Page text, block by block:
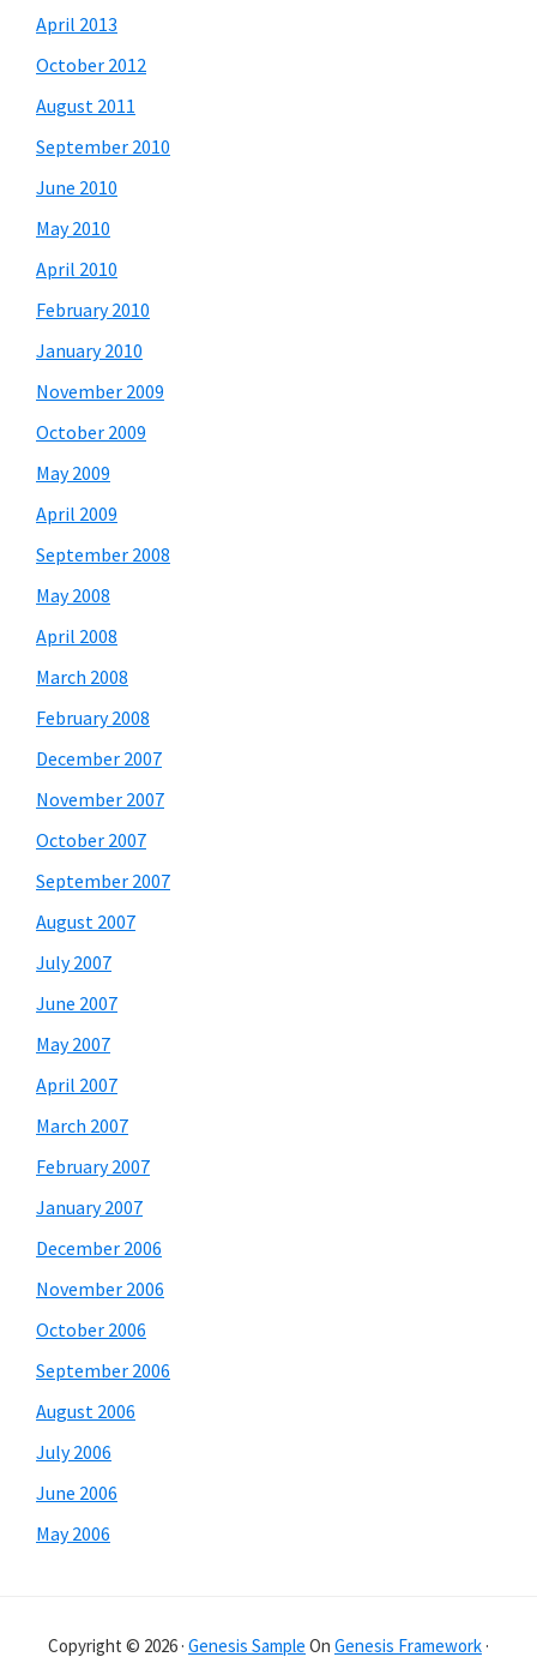
April 2013
October 2012
August 2011
September 2010
June 2010
May 2010
April 2010
February 2010
January 2010
November 2009
October 2009
May 2009
April 2009
September 2008
May 2008
April 2008
March 2008
February 2008
December 2007
November 2007
October 2007
September 2007
August 2007
July 2007
June 2007
May 2007
April 2007
March 2007
February 2007
January 2007
December 2006
November 2006
October 2006
September 2006
August 2006
July 2006
June 2006
May 2006
Copyright © 2026 · Genesis Sample On Genesis Framework ·